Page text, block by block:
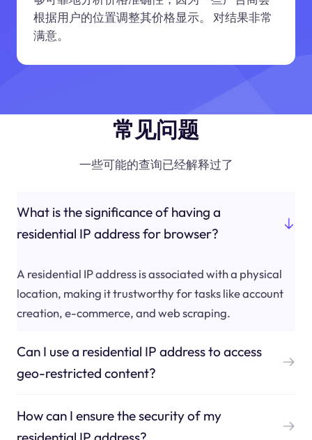
根据用户的位置调整其价格显示。 对结果非常
满意。
常见问题
一些可能的查询已经解释过了
What is the significance of having a
residential IP address for browser?
A residential IP address is associated with a physical
location, making it trustworthy for tasks like account
creation, e-commerce, and web scraping.
Can I use a residential IP address to access
geo-restricted content?
How can I ensure the security of my